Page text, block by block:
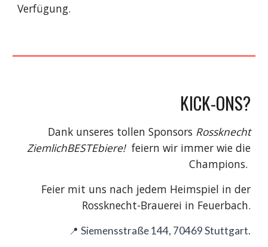
Verfügung.
KICK-ONS?
Dank unseres tollen Sponsors Rossknecht
ZiemlichBESTEbiere! feiern wir immer wie die
Champions.
Feier mit uns nach jedem Heimspiel in der
Rossknecht-Brauerei in Feuerbach.
📍 Siemensstraße 144, 70469 Stuttgart.